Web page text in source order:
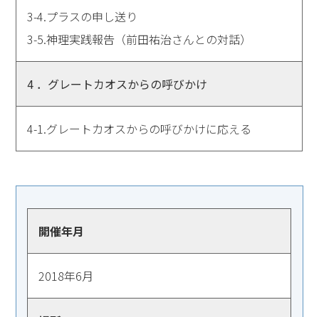
3-4.プラスの申し送り
3-5.神理実践報告（前田祐治さんとの対話）
4 ．グレートカオスからの呼びかけ
4-1.グレートカオスからの呼びかけに応える
開催年月
2018年6月